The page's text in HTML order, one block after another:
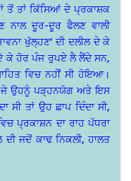
ਤੋਂ ਤਾਂ ਕਿੱਸਿਆਂ ਦੇ ਪ੍ਰਕਾਸ਼ਕ
ਨਾਲ ਦੂਰ-ਦੂਰ ਫੈਲਣ ਵਾਲੀ
ਖੁੱਲ੍ਹਣ’ ਦੀ ਦਲੀਲ ਦੇ ਕੇ
ਦੇ ਕੇ ਹੋਰ ਪੰਜ ਰੁਪਏ ਲੈ ਲੈਂਦੇ ਸਨ,
ਵਿਚ ਨਹੀਂ ਸੀ ਹੋਇਆ।
ਜੇ ਉਹਨੂੰ ਪੜ੍ਹਨਯੋਗ ਅਤੇ ਇਸ
ਸੀ ਤਾਂ ਉਹ ਛਾਪ ਦਿੰਦਾ ਸੀ,
ਪ੍ਰਕਾਸ਼ਨ ਦਾ ਰਾਹ ਪੱਧਰਾ
ਜਦੋਂ ਕਾਢ ਨਿਕਲੀ, ਹਾਲਤ